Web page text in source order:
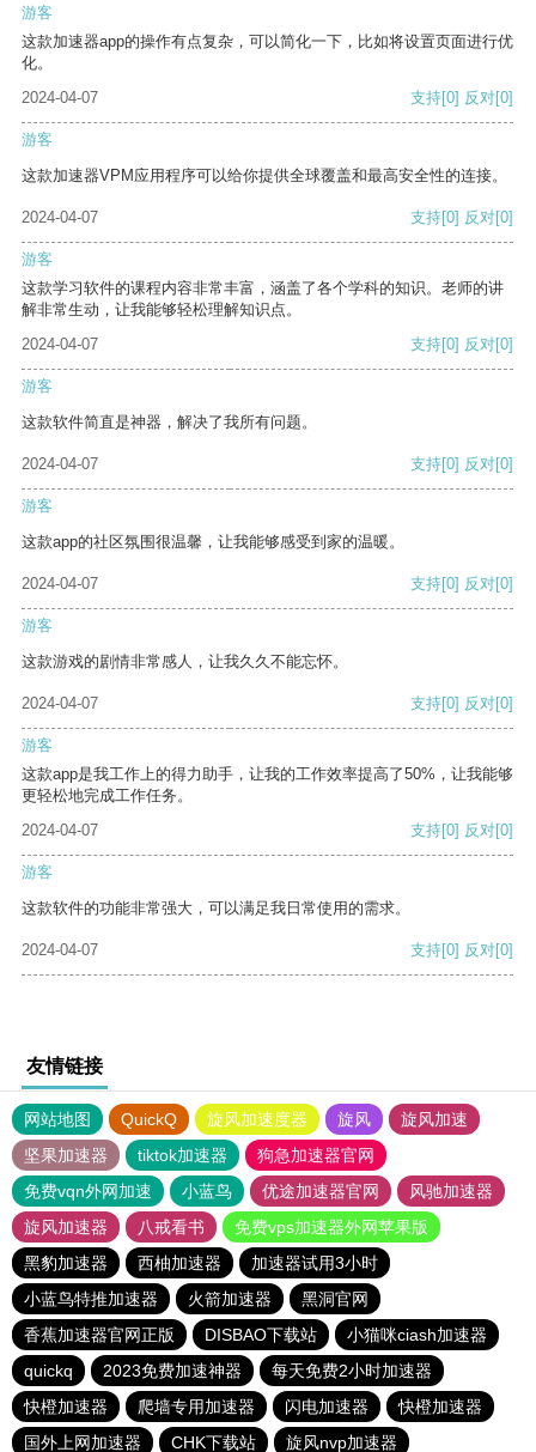
游客
这款加速器app的操作有点复杂，可以简化一下，比如将设置页面进行优
化。
2024-04-07
支持[0] 反对[0]
游客
这款加速器VPM应用程序可以给你提供全球覆盖和最高安全性的连接。
2024-04-07 支持[0] 反对[0]
游客
这款学习软件的课程内容非常丰富，涵盖了各个学科的知识。老师的讲
解非常生动，让我能够轻松理解知识点。
2024-04-07
支持[0] 反对[0]
游客
这款软件简直是神器，解决了我所有问题。
2024-04-07 支持[0] 反对[0]
游客
这款app的社区氛围很温馨，让我能够感受到家的温暖。
2024-04-07 支持[0] 反对[0]
游客
这款游戏的剧情非常感人，让我久久不能忘怀。
2024-04-07 支持[0] 反对[0]
游客
这款app是我工作上的得力助手，让我的工作效率提高了50%，让我能够
更轻松地完成工作任务。
2024-04-07
支持[0] 反对[0]
游客
这款软件的功能非常强大，可以满足我日常使用的需求。
2024-04-07 支持[0] 反对[0]
友情链接
网站地图 QuickQ 旋风加速度器 旋风
旋风加速
坚果加速器
tiktok加速器
狗急加速器官网
免费vqn外网加速
小蓝鸟 优途加速器官网
风驰加速器
旋风加速器
八戒看书
免费vps加速器外网苹果版
黑豹加速器
西柚加速器
加速器试用3小时
小蓝鸟特推加速器
火箭加速器
黑洞官网
香蕉加速器官网正版
DISBAO下载站
小猫咪ciash加速器
quickq
2023免费加速神器
每天免费2小时加速器
快橙加速器
爬墙专用加速器 闪电加速器
快橙加速器
国外上网加速器
CHK下载站 旋风nvp加速器